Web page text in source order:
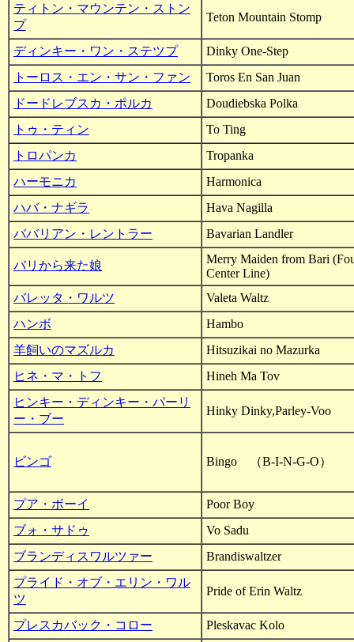
ティトン・マウンテン・ストン
プ
Teton Mountain Stomp
ディンキー・ワン・ステツプ
Dinky One-Step
トーロス・エン・サン・ファン
Toros En San Juan
ドードレブスカ・ポルカ
Doudiebska Polka
トゥ・ティン
To Ting
トロパンカ
Tropanka
ハーモニカ
Harmonica
ハバ・ナギラ
Hava Nagilla
ババリアン・レントラー
Bavarian Landler
バリから来た娘
Merry Maiden from Bari
Center Line)
バレッタ・ワルツ
Valeta Waltz
ハンボ
Hambo
羊飼いのマズルカ
Hitsuzikai no Mazurka
ヒネ・マ・トフ
Hineh Ma Tov
ヒンキー・ディンキー・パーリ
ー・ブー
Hinky Dinky,Parley-Voo
ビンゴ Bingo （B-I-N-G-O）
プア・ボーイ
Poor Boy
ブォ・サドゥ
Vo Sadu
ブランディスワルツァー
Brandiswaltzer
プライド・オブ・エリン・ワル
ツ
Pride of Erin Waltz
プレスカバック・コロー
Pleskavac Kolo